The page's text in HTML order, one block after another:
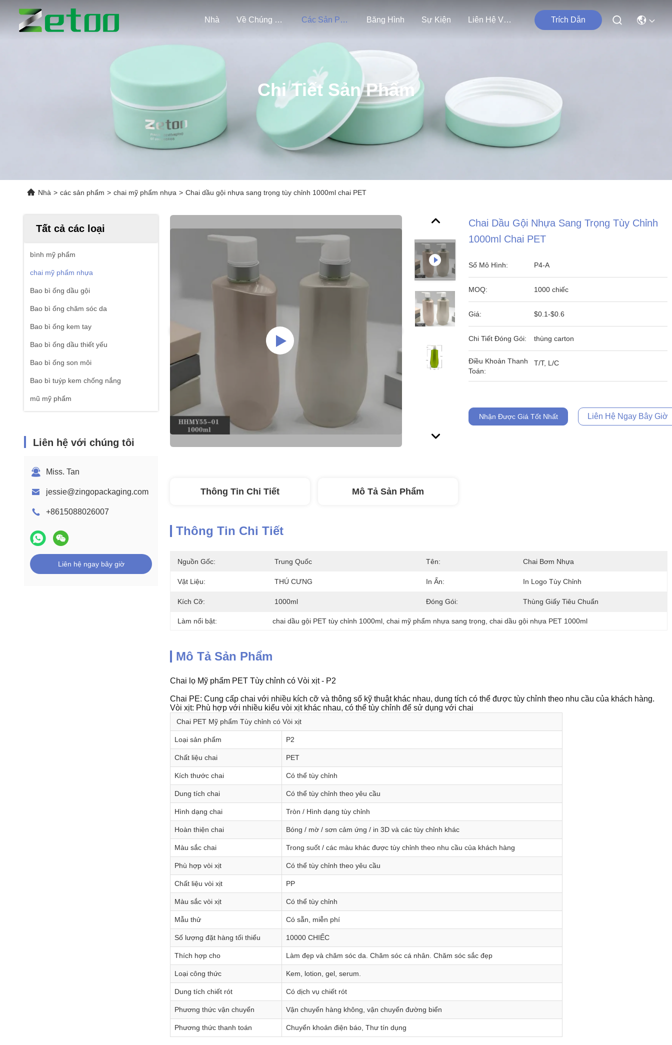
Nhà Về Chúng Tôi Các Sản Phẩm Băng Hình Sự Kiện Liên Hệ Với Chúng Tôi Trích Dẫn
Chi Tiết Sản Phẩm
Nhà > các sản phẩm > chai mỹ phẩm nhựa > Chai dầu gội nhựa sang trọng tùy chỉnh 1000ml chai PET
Tất cả các loại
bình mỹ phẩm
chai mỹ phẩm nhựa
Bao bì ống dầu gội
Bao bì ống chăm sóc da
Bao bì ống kem tay
Bao bì ống dầu thiết yếu
Bao bì ống son môi
Bao bì tuýp kem chống nắng
mũ mỹ phẩm
Liên hệ với chúng tôi
Miss. Tan
jessie@zingopackaging.com
+8615088026007
Liên hệ ngay bây giờ
Chai Dầu Gội Nhựa Sang Trọng Tùy Chỉnh
1000ml Chai PET
Số Mô Hình: P4-A
MOQ: 1000 chiếc
Giá: $0.1-$0.6
Chi Tiết Đóng Gói: thùng carton
Điều Khoản Thanh
Toán:
T/T, L/C
Nhận Được Giá Tốt Nhất Liên Hệ Ngay Bây Giờ
Thông Tin Chi Tiết Mô Tả Sản Phẩm
Thông Tin Chi Tiết
Nguồn Gốc: Trung Quốc Tên: Chai Bơm Nhựa
Vật Liệu: THÚ CƯNG In Ấn: In Logo Tùy Chỉnh
Kích Cỡ: 1000ml Đóng Gói: Thùng Giấy Tiêu Chuẩn
Làm nổi bật: chai dầu gội PET tùy chỉnh 1000ml, chai mỹ phẩm nhựa sang trọng chai dầu gội nhựa PET 1000ml
Mô Tả Sản Phẩm
Chai lọ Mỹ phẩm PET Tùy chỉnh có Vòi xịt - P2
Chai PE: Cung cấp chai với nhiều kích cỡ và thông số kỹ thuật khác nhau, dung tích có thể được tùy chỉnh theo nhu cầu của khách hàng.
Vòi xịt: Phù hợp với nhiều kiểu vòi xịt khác nhau, có thể tùy chỉnh để sử dụng với chai
Chai PET Mỹ phẩm Tùy chỉnh có Vòi xịt
Loại sản phẩm P2
Chất liệu chai PET
Kích thước chai Có thể tùy chỉnh
Dung tích chai Có thể tùy chỉnh theo yêu cầu
Hình dạng chai Tròn / Hình dạng tùy chỉnh
Hoàn thiện chai Bóng / mờ / sơn cảm ứng / in 3D và các tùy chỉnh khác
Màu sắc chai Trong suốt / các màu khác được tùy chỉnh theo nhu cầu của khách hàng
Phù hợp vòi xịt Có thể tùy chỉnh theo yêu cầu
Chất liệu vòi xịt PP
Màu sắc vòi xịt Có thể tùy chỉnh
Mẫu thử Có sẵn, miễn phí
Số lượng đặt hàng tối thiểu 10000 CHIẾC
Thích hợp cho Làm đẹp và chăm sóc da. Chăm sóc cá nhân. Chăm sóc sắc đẹp
Loại công thức Kem, lotion, gel, serum.
Dung tích chiết rót Có dịch vụ chiết rót
Phương thức vận chuyển Vận chuyển hàng không, vận chuyển đường biển
Phương thức thanh toán Chuyển khoản điện báo, Thư tín dụng